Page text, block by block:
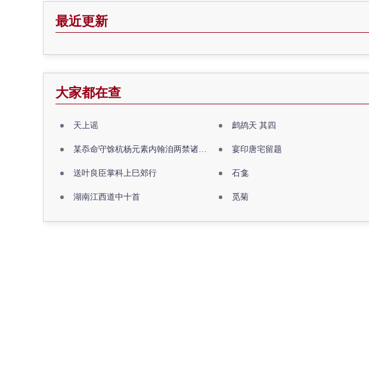
最近更新
大家都在查
天上谣 鹧鸪天 其四
某忝命守馀杭杨元素内翰洎两禁诸公出祖佛寺 宴印唐宅留题
送叶良臣掌科上巳郊行 石龛
湖南江西道中十首 觅菊